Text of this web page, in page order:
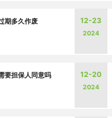
期多久作废 12-23
2024
要担保人同意吗 12-20
2024